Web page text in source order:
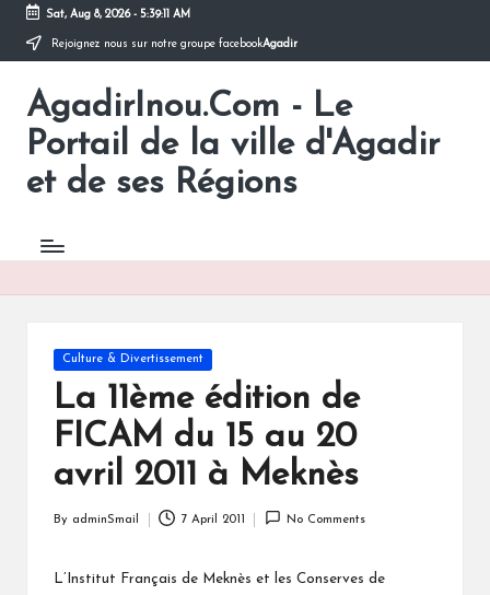
Skip
content
Sat, Aug 8, 2026- 5:39:11 AM
Rejoignez nous sur notre groupe facebookAgadir
AgadirInou.Com - Le
Portail de la ville d'Agadir
et de ses Régions
Toute
l'actualité
ville
en
un
Posted
in
Culture & Divertissement
La 11ème édition de
FICAM du 15 au 20
avril 2011 à Meknès
By adminSmail 7 April 2011 No Comments
L’Institut Français de Meknès et les Conserves de